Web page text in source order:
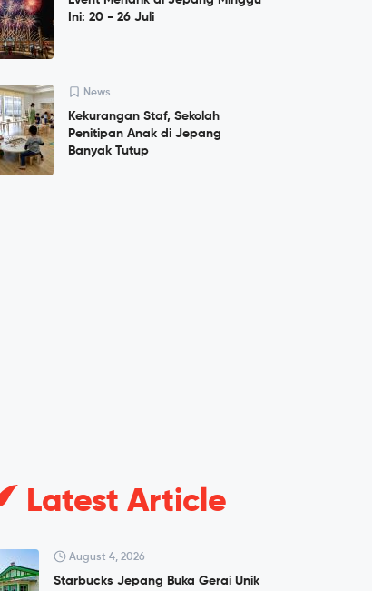
Ini: 20 - 26 Juli
News
Kekurangan Staf, Sekolah
Penitipan Anak di Jepang
Banyak Tutup
Latest Article
August 4, 2026
Starbucks Jepang Buka Gerai Unik